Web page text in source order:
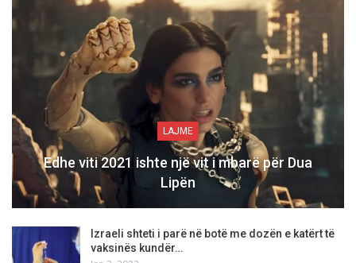
LAJME
Edhe viti 2021 ishte një vit i mbarë për Dua
Lipën
Izraeli shteti i parë në botë me dozën e katërt të
vaksinës kundër…